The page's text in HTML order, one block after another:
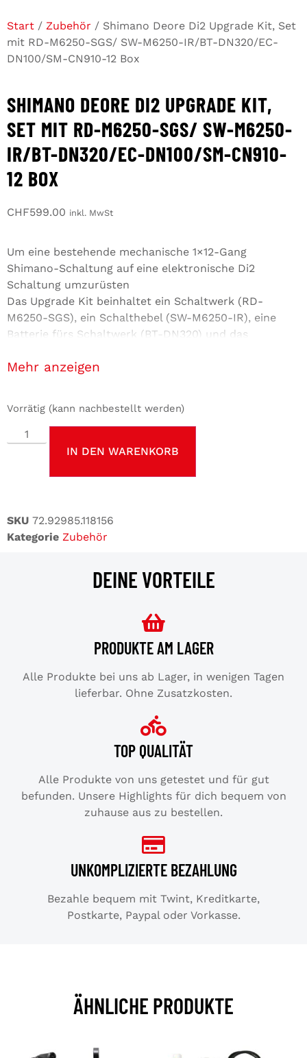
Start / Zubehör / Shimano Deore Di2 Upgrade Kit, Set
mit RD-M6250-SGS/ SW-M6250-IR/BT-DN320/EC-
DN100/SM-CN910-12 Box
SHIMANO DEORE DI2 UPGRADE KIT,
SET MIT RD-M6250-SGS/ SW-M6250-
IR/BT-DN320/EC-DN100/SM-CN910-
12 BOX
CHF599.00 inkl. MwSt
Um eine bestehende mechanische 1×12-Gang
Shimano-Schaltung auf eine elektronische Di2
Schaltung umzurüsten
Das Upgrade Kit beinhaltet ein Schaltwerk (RD-
M6250-SGS), ein Schalthebel (SW-M6250-IR), eine
Batterie fürs Schaltwerk (BT-DN320) und das
Kettenschloss (SM-CN910-12)
anzeigen
Vorrätig (kann nachbestellt werden)
IN DEN WARENKORB
SKU 72.92985.118156
Kategorie Zubehör
DEINE VORTEILE
PRODUKTE AM LAGER
Alle Produkte bei uns ab Lager, in wenigen Tagen
lieferbar. Ohne Zusatzkosten.
TOP QUALITÄT
Alle Produkte von uns getestet und für gut
befunden. Unsere Highlights für dich bequem von
zuhause aus zu bestellen.
UNKOMPLIZIERTE BEZAHLUNG
Bezahle bequem mit Twint, Kreditkarte,
Postkarte, Paypal oder Vorkasse.
ÄHNLICHE PRODUKTE